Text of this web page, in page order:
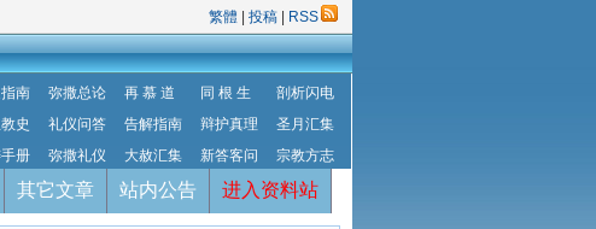
繁體 投稿 RSS
南 弥撒总论 再 慕 道 同 根 生
剖析闪电
史 礼仪问答 告解指南 辩护真理
圣月汇集
册 弥撒礼仪 大赦汇集 新答客问 宗教方志
其它文章 站内公告 进入资料站